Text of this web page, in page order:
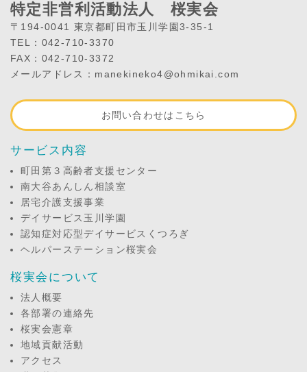
特定非営利活動法人 桜実会
〒194-0041 東京都町田市玉川学園3-35-1
TEL：042-710-3370
FAX：042-710-3372
メールアドレス：manekineko4@ohmikai.com
お問い合わせはこちら
サービス内容
町田第３高齢者支援センター
南大谷あんしん相談室
居宅介護支援事業
デイサービス玉川学園
認知症対応型デイサービスくつろぎ
ヘルパーステーション桜実会
桜実会について
法人概要
各部署の連絡先
桜実会憲章
地域貢献活動
アクセス